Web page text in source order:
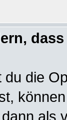
du die
als